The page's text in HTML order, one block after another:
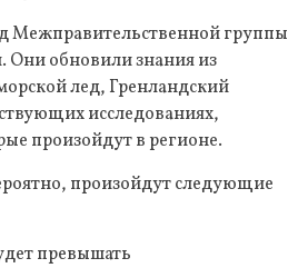
Межправительственной группы
Они обновили знания из
лед, Гренландский
исследованиях,
произойдут в регионе.
произойдут следующие
превышать